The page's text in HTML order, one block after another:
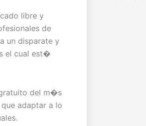
libre y
de
un disparate y
el cual est�
del m�s
adaptar a lo